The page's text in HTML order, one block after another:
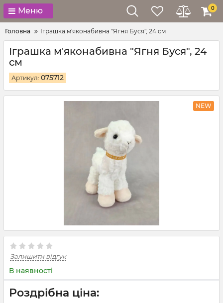
Меню 0
Головна Іграшка м'яконабивна "Ягня Буся", 24 см
Іграшка м'яконабивна "Ягня Буся", 24
см
Артикул: 075712
NEW
Залишити відгук
В наявності
Роздрібна ціна: